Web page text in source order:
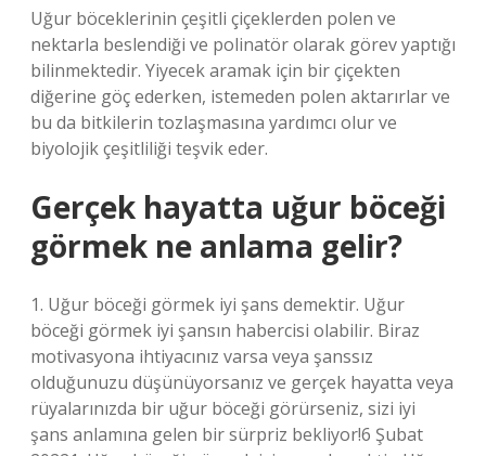
Uğur böceklerinin çeşitli çiçeklerden polen ve
nektarla beslendiği ve polinatör olarak görev yaptığı
bilinmektedir. Yiyecek aramak için bir çiçekten
diğerine göç ederken, istemeden polen aktarırlar ve
bu da bitkilerin tozlaşmasına yardımcı olur ve
biyolojik çeşitliliği teşvik eder.
Gerçek hayatta uğur böceği
görmek ne anlama gelir?
1. Uğur böceği görmek iyi şans demektir. Uğur
böceği görmek iyi şansın habercisi olabilir. Biraz
motivasyona ihtiyacınız varsa veya şanssız
olduğunuzu düşünüyorsanız ve gerçek hayatta veya
rüyalarınızda bir uğur böceği görürseniz, sizi iyi
şans anlamına gelen bir sürpriz bekliyor!6 Şubat